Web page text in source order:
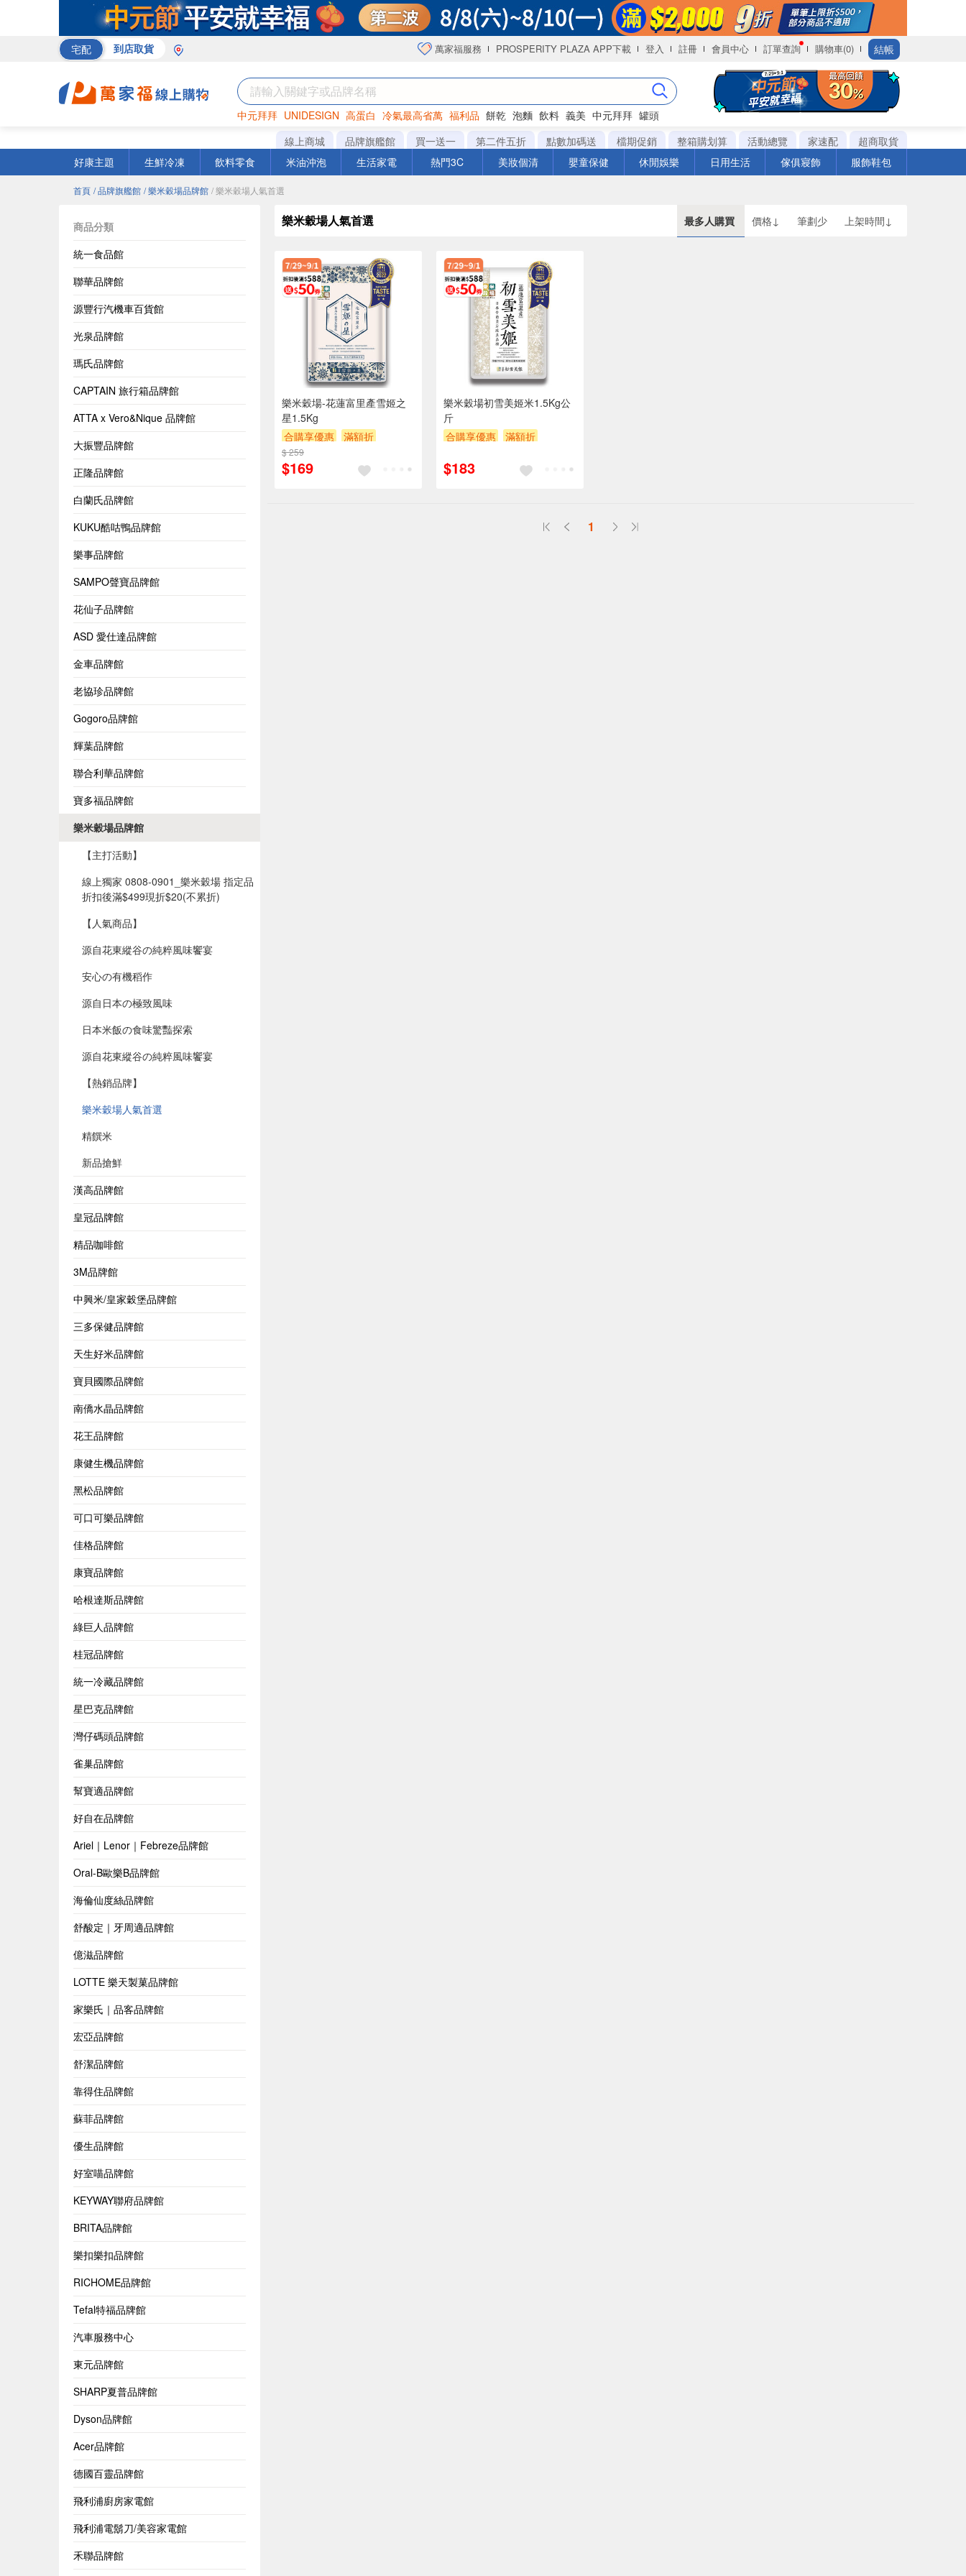
宅配 到店取貨 萬家福服務 PROSPERITY PLAZA APP下載 登入 註冊 會員中心 訂單查詢 購物車(0) 結帳
中元拜拜 UNIDESIGN 高蛋白 冷氣最高省萬 福利品 餅乾 泡麵 飲料 義美 中元拜拜 罐頭
巧克力 衛生紙 咖啡
線上商城 品牌旗艦館 買一送一 第二件五折 點數加碼送 檔期促銷 整箱購划算 活動總覽 家速配
超商取貨
好康主題
生鮮冷凍 飲料零食 米油沖泡 生活家電 熱門3C 美妝個清 嬰童保健 休閒娛樂 日用生活 傢俱寢飾 服飾鞋包
首頁 / 品牌旗艦館 / 樂米穀場品牌館 / 樂米穀場人氣首選
商品分類
統一食品館
聯華品牌館
源豐行汽機車百貨館
光泉品牌館
瑪氏品牌館
CAPTAIN 旅行箱品牌館
ATTA x Vero&Nique 品牌館
大振豐品牌館
正隆品牌館
白蘭氏品牌館
KUKU酷咕鴨品牌館
樂事品牌館
SAMPO聲寶品牌館
花仙子品牌館
ASD 愛仕達品牌館
金車品牌館
老協珍品牌館
Gogoro品牌館
輝葉品牌館
聯合利華品牌館
寶多福品牌館
樂米穀場品牌館
【主打活動】
線上獨家 0808-0901_樂米穀場 指定品
折扣後滿$499現折$20(不累折)​
【人氣商品】
源自花東縱谷の純粹風味饗宴
安心の有機稻作
源自日本の極致風味
日本米飯の食味驚豔探索
源自花東縱谷の純粹風味饗宴
【熱銷品牌】
樂米穀場人氣首選
精饌米
新品搶鮮
漢高品牌館
皇冠品牌館
精品咖啡館
3M品牌館
中興米/皇家穀堡品牌館
三多保健品牌館
天生好米品牌館
寶貝國際品牌館
南僑水晶品牌館
花王品牌館
康健生機品牌館
黑松品牌館
可口可樂品牌館
佳格品牌館
康寶品牌館
哈根達斯品牌館
綠巨人品牌館
桂冠品牌館
統一冷藏品牌館
星巴克品牌館
灣仔碼頭品牌館
雀巢品牌館
幫寶適品牌館
好自在品牌館
Ariel｜Lenor｜Febreze品牌館
Oral-B歐樂B品牌館
海倫仙度絲品牌館
舒酸定｜牙周適品牌館
億滋品牌館
LOTTE 樂天製菓品牌館
家樂氏｜品客品牌館
宏亞品牌館
舒潔品牌館
靠得住品牌館
蘇菲品牌館
優生品牌館
好室喵品牌館
KEYWAY聯府品牌館
BRITA品牌館
樂扣樂扣品牌館
RICHOME品牌館
Tefal特福品牌館
汽車服務中心
東元品牌館
SHARP夏普品牌館
Dyson品牌館
Acer品牌館
德國百靈品牌館
飛利浦廚房家電館
飛利浦電鬍刀/美容家電館
禾聯品牌館
樂米穀場人氣首選 最多人購買 價格↓ 筆劃少 上架時間↓
樂米穀場-花蓮富里產雪姬之
星1.5Kg
合購享優惠
滿額折
滿額9折
贈$200
$ 259
$169
樂米穀場初雪美姬米1.5Kg公
斤
合購享優惠
滿額折
贈$200
$183
1